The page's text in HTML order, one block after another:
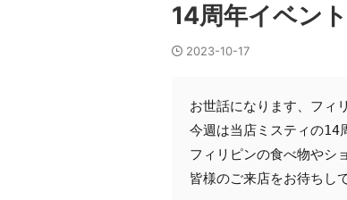
14周年イベン
2023-10-17
お世話になります、フィ
今週は当店ミスティの14
フィリピンの食べ物やシ
皆様のご来店をお待ちし